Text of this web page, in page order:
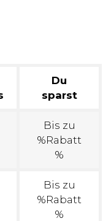
Du
sparst
Bis zu
%Rabatt
%
Bis zu
%Rabatt
%